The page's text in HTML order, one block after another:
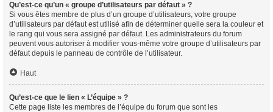
Qu’est-ce qu’un « groupe d’utilisateurs par défaut » ?
Si vous êtes membre de plus d’un groupe d’utilisateurs, votre groupe
d’utilisateurs par défaut est utilisé afin de déterminer quelle sera la couleur et
le rang qui vous sera assigné par défaut. Les administrateurs du forum
peuvent vous autoriser à modifier vous-même votre groupe d’utilisateurs par
défaut depuis le panneau de contrôle de l’utilisateur.
Haut
Qu’est-ce que le lien « L’équipe » ?
Cette page liste les membres de l’équipe du forum que sont les